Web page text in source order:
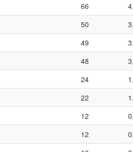
66
50
49
48
24
22
12
12